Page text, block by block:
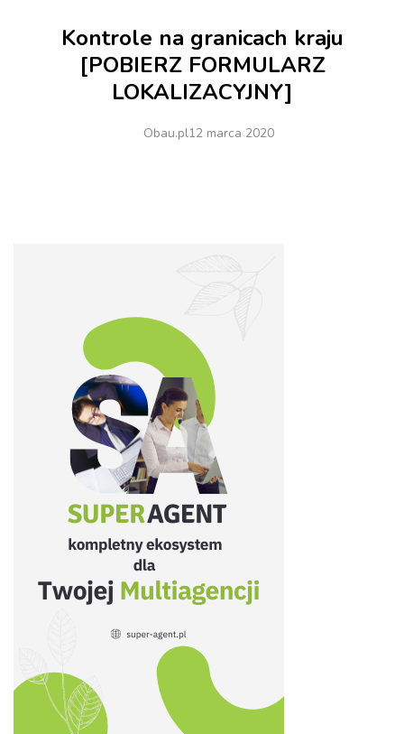
Kontrole na granicach kraju
[POBIERZ FORMULARZ
LOKALIZACYJNY]
Obau.pl12 marca 2020